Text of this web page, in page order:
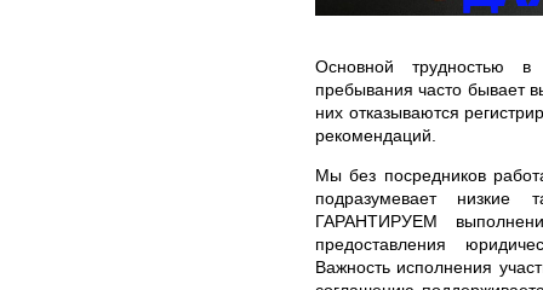
Основной трудностью
пребывания часто бывает
них отказываются
рекомендаций.
Мы без посредников
подразумевает низкие
ГАРАНТИРУЕМ
предоставления
Важность исполнения